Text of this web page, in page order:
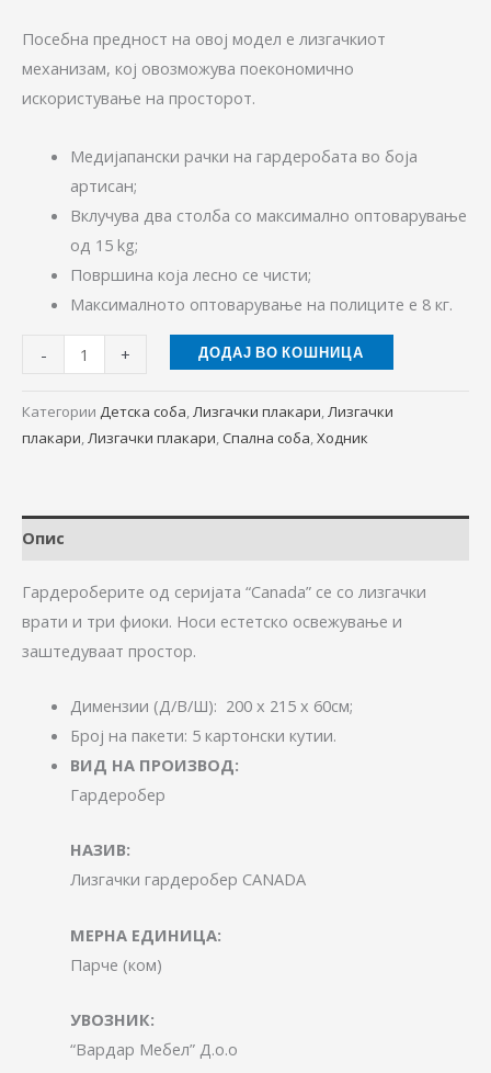
Посебна предност на овој модел е лизгачкиот
механизам, кој овозможува поекономично
искористување на просторот.
Медијапански рачки на гардеробата во боја
артисан;
Вклучува два столба со максимално оптоварување
од 15 kg;
Површина која лесно се чисти;
Максималното оптоварување на полиците е 8 кг.
- + ДОДАЈ ВО КОШНИЦА
Категории Детска соба,Лизгачки плакари,Лизгачки
плакари,Лизгачки плакари, Спална соба,Ходник
Опис
Гардероберите од серијата “Canada” се со лизгачки
врати и три фиоки. Носи естетско освежување и
заштедуваaт простор.
Димензии (Д/В/Ш): 200 x 215 x 60см;
Број на пакети: 5 картонски кутии.
ВИД НА ПРОИЗВОД:
Гардеробер
НАЗИВ:
Лизгачки гардеробер CANADA
МЕРНА ЕДИНИЦА:
Парче (ком)
УВОЗНИК:
“Вардар Мебел” Д.о.о